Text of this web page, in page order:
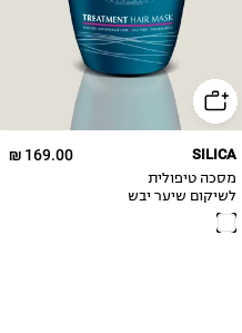
169.00 ₪ SILICA
מסכה טיפולית
לשיקום שיער יבש
Silica